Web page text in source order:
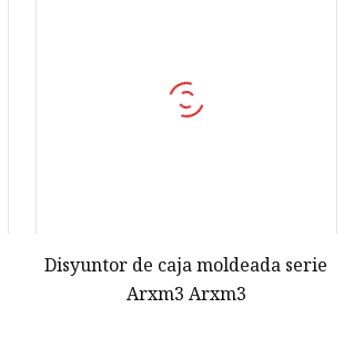
Disyuntor de caja moldeada serie
Arxm3 Arxm3